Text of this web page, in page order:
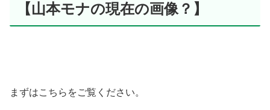
【山本モナの現在の画像？】
まずはこちらをご覧ください。